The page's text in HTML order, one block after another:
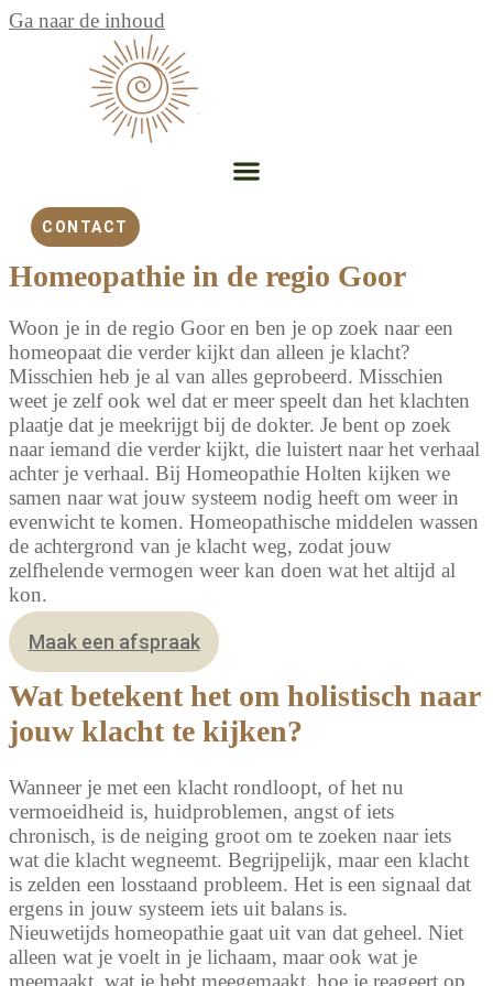
Ga naar de inhoud
CONTACT
Homeopathie in de regio Goor
Woon je in de regio Goor en ben je op zoek naar een
homeopaat die verder kijkt dan alleen je klacht?
Misschien heb je al van alles geprobeerd. Misschien
weet je zelf ook wel dat er meer speelt dan het klachten
plaatje dat je meekrijgt bij de dokter. Je bent op zoek
naar iemand die verder kijkt, die luistert naar het verhaal
achter je verhaal. Bij Homeopathie Holten kijken we
samen naar wat jouw systeem nodig heeft om weer in
evenwicht te komen. Homeopathische middelen wassen
de achtergrond van je klacht weg, zodat jouw
zelfhelende vermogen weer kan doen wat het altijd al
kon.
Maak een afspraak
Wat betekent het om holistisch naar
jouw klacht te kijken?
Wanneer je met een klacht rondloopt, of het nu
vermoeidheid is, huidproblemen, angst of iets
chronisch, is de neiging groot om te zoeken naar iets
wat die klacht wegneemt. Begrijpelijk, maar een klacht
is zelden een losstaand probleem. Het is een signaal dat
ergens in jouw systeem iets uit balans is.
Nieuwetijds homeopathie gaat uit van dat geheel. Niet
alleen wat je voelt in je lichaam, maar ook wat je
meemaakt, wat je hebt meegemaakt, hoe je reageert op